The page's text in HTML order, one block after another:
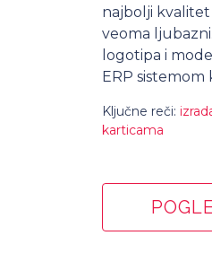
najbolji
veoma
logotipa i
ERP
Ključne reči:
karticama